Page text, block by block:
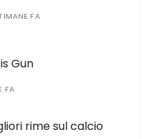
FA
Gun
FA
rime sul calcio